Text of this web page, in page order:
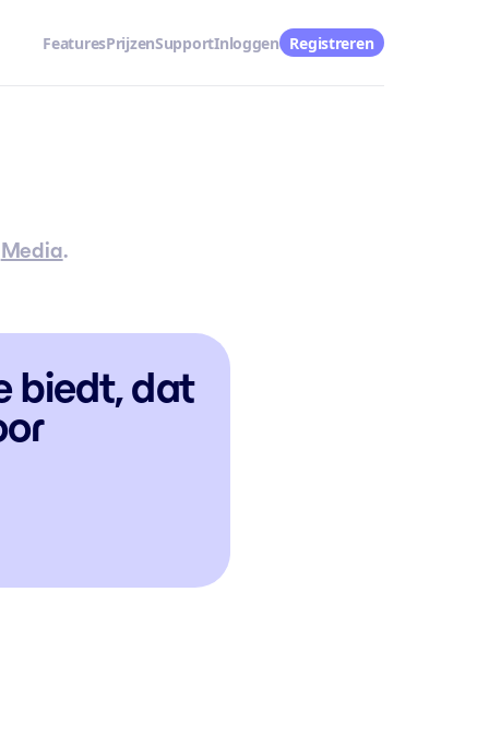
FeaturesPrijzenSupportInloggen Registreren
Media.
biedt, dat